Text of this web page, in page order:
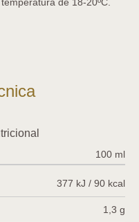
100 ml
377 kJ / 90 kcal
1,3 g